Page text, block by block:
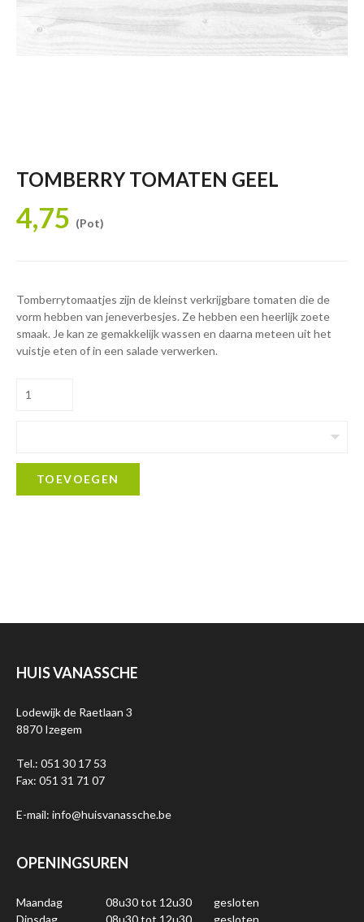
TOMBERRY TOMATEN GEEL
4,75 (Pot)
Tomberrytomaatjes zijn de kleinst verkrijgbare tomaten die de
vorm hebben van jeneverbesjes. Ze hebben een heerlijk zoete
smaak. Je kan ze gemakkelijk wassen en daarna meteen uit het
vuistje eten of in een salade verwerken.
TOEVOEGEN
HUIS VANASSCHE
Lodewijk de Raetlaan 3
8870 Izegem
Tel.: 051 30 17 53
Fax: 051 31 71 07
E-mail: info@huisvanassche.be
OPENINGSUREN
Maandag 08u30 tot 12u30
gesloten
Dinsdag
08u30 tot 12u30 gesloten